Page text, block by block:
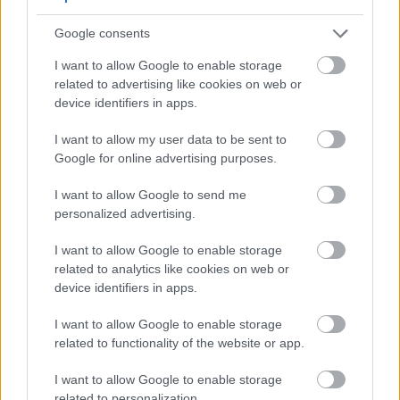
Google consents
I want to allow Google to enable storage
related to advertising like cookies on web or
device identifiers in apps.
I want to allow my user data to be sent to
Google for online advertising purposes.
I want to allow Google to send me
personalized advertising.
I want to allow Google to enable storage
related to analytics like cookies on web or
device identifiers in apps.
I want to allow Google to enable storage
related to functionality of the website or app.
I want to allow Google to enable storage
Έχετε πολύ καλή χημεία. Ξέρεις από πόσους
άκουσα μετά την παράσταση, ότι θα
μπορούσατε να κάνετε εκπομπή μαζί; Είστε
cool με έναν ωραίο ζαμανφουτισμό θα έλεγα...
το έχει λίγο περισσότερο τον ζαμανφουτισμό! Αλλά
ζούμε μία συγκεκριμένη καθημερινότητα με τη
μέρα πριν τη παράσταση, κάνει τοποθέτηση φωνής
και όλες τις πρώτες ατάκες, κι εγώ κάθομαι και την
κοιτάω που είναι έτσι όπως είναι η καημένη, με τη